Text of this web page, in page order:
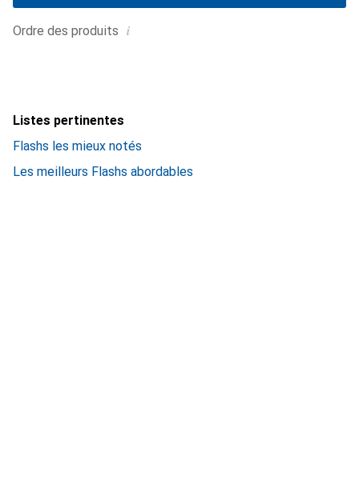
Ordre des produits i
Listes pertinentes
Flashs les mieux notés
Les meilleurs Flashs abordables